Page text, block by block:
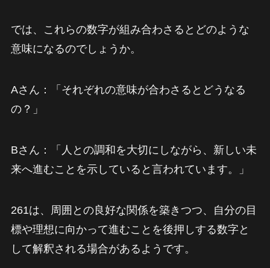
では、これらの数字が組み合わさるとどのような
意味になるのでしょうか。
Aさん：「それぞれの意味が合わさるとどうなる
の？」
Bさん：「人との調和を大切にしながら、新しい未
来へ進むことを示していると言われています。」
261は、周囲との良好な関係を築きつつ、自分の目
標や理想に向かって進むことを後押しする数字と
して解釈される場合があるようです。